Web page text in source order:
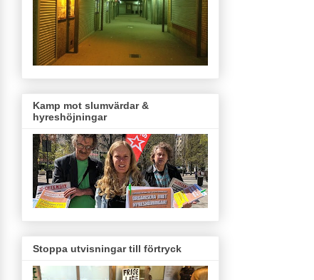
Kamp mot slumvärdar &
hyreshöjningar
Stoppa utvisningar till förtryck